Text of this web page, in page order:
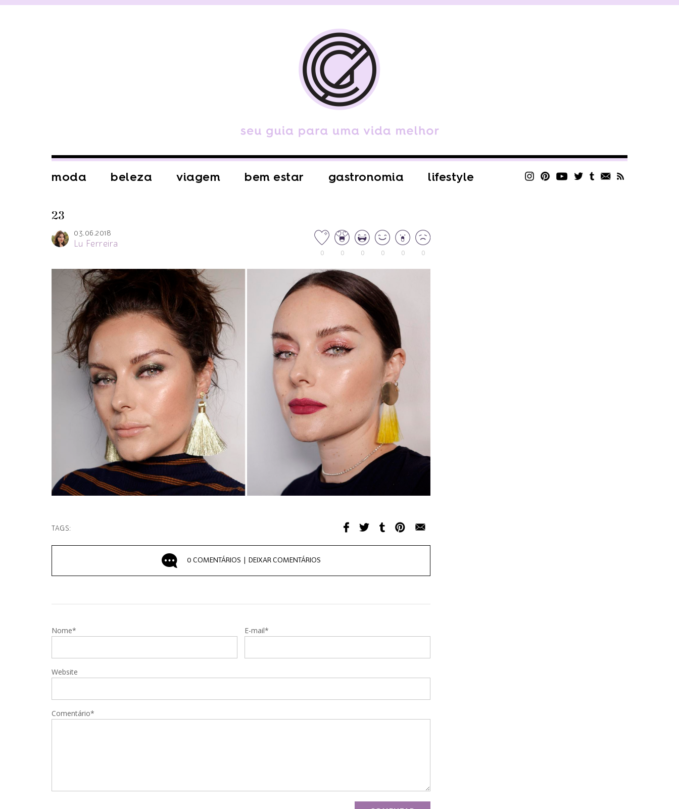
moda beleza viagem bem estar gastronomia lifestyle
23
03.06.2018
Lu Ferreira
0 0 0 0 0 0
TAGS:
0 COMENTÁRIOS | DEIXAR COMENTÁRIOS
Nome* E-mail*
Website
Comentário*